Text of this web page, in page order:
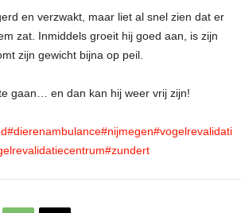
en verzwakt, maar liet al snel zien dat er
zat. Inmiddels groeit hij goed aan, is zijn
zijn gewicht bijna op peil.
gaan… en dan kan hij weer vrij zijn!
#dierenambulance#nijmegen#vogelrevalidati
#zundert